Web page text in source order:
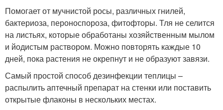
Помогает от мучнистой росы, различных гнилей,
бактериоза, пероноспороза, фитофторы. Тля не селится
на листьях, которые обработаны хозяйственным мылом
и йодистым раствором. Можно повторять каждые 10
дней, пока растения не окрепнут и не образуют завязи.
Самый простой способ дезинфекции теплицы –
распылить аптечный препарат на стенки или поставить
открытые флаконы в нескольких местах.